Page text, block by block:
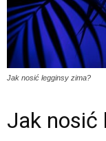
Jak nosić legginsy zima?
Jak nosić